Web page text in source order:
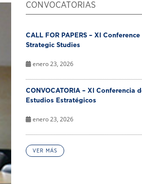
CONVOCATORIAS
CALL FOR PAPERS – XI Conference
Strategic Studies
enero 23, 2026
CONVOCATORIA – XI Conferencia
Estudios Estratégicos
enero 23, 2026
VER MÁS